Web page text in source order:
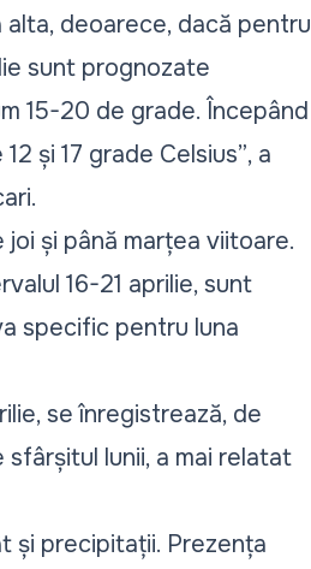
deoarece, dacă pentru
sunt prognozate
15-20 de grade. Începând
și 17 grade Celsius”, a
și până marțea viitoare.
16-21 aprilie, sunt
specific pentru luna
se înregistrează, de
lunii, a mai relatat
și precipitații. Prezența